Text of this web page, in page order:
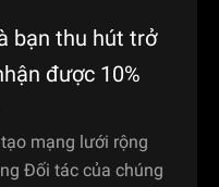
bạn thu hút trở
được 10%
mạng lưới rộng
Đối tác của chúng